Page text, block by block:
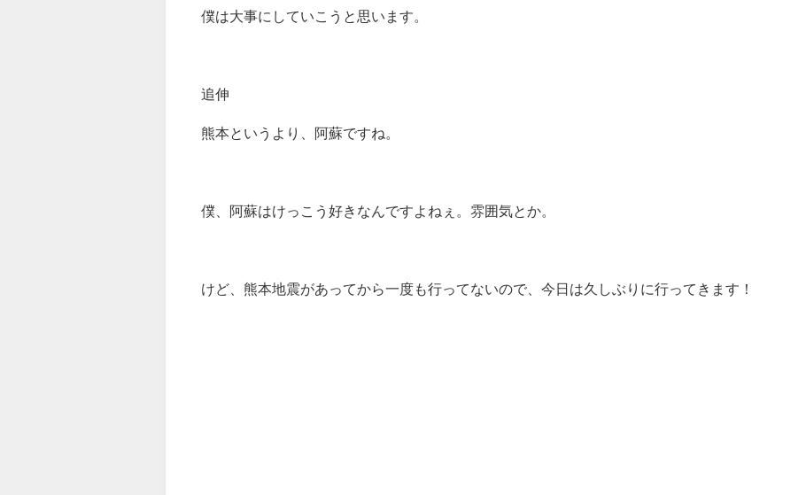
僕は大事にしていこうと思います。
追伸
熊本というより、阿蘇ですね。
僕、阿蘇はけっこう好きなんですよねぇ。雰囲気とか。
けど、熊本地震があってから一度も行ってないので、今日は久しぶりに行ってきます！